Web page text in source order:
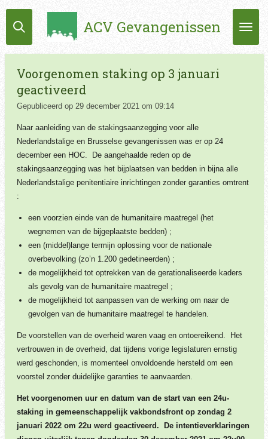
Ga
direct
de
hoofdinhoud
ACV Gevangenissen
Voorgenomen staking op 3 januari
geactiveerd
Gepubliceerd op 29 december 2021 om 09:14
Naar aanleiding van de stakingsaanzegging voor alle
Nederlandstalige en Brusselse gevangenissen was er op 24
december een HOC. De aangehaalde reden op de
stakingsaanzegging was het bijplaatsen van bedden in bijna alle
Nederlandstalige penitentiaire inrichtingen zonder garanties omtrent
:
een voorzien einde van de humanitaire maatregel (het
wegnemen van de bijgeplaatste bedden) ;
een (middel)lange termijn oplossing voor de nationale
overbevolking (zo’n 1.200 gedetineerden) ;
de mogelijkheid tot optrekken van de gerationaliseerde kaders
als gevolg van de humanitaire maatregel ;
de mogelijkheid tot aanpassen van de werking om naar de
gevolgen van de humanitaire maatregel te handelen.
De voorstellen van de overheid waren vaag en ontoereikend. Het
vertrouwen in de overheid, dat tijdens vorige legislaturen ernstig
werd geschonden, is momenteel onvoldoende hersteld om een
voorstel zonder duidelijke garanties te aanvaarden.
Het voorgenomen uur en datum van de start van een 24u-
staking in gemeenschappelijk vakbondsfront op zondag 2
januari 2022 om 22u werd geactiveerd. De intentieverklaringen